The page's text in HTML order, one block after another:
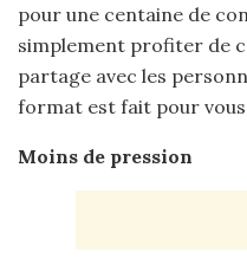
pour une centaine de
simplement profiter de
partage avec les
format est fait pour vous
Moins de pression